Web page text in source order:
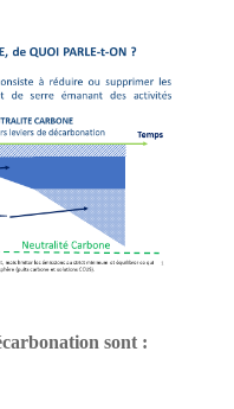
sont :